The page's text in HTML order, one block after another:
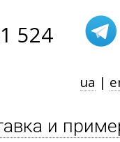
524
ua |
и